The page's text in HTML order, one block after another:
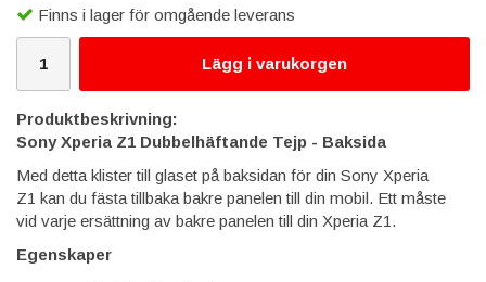
Finns i lager för omgående leverans
Lägg i varukorgen
Produktbeskrivning:
Sony Xperia Z1 Dubbelhäftande Tejp - Baksida
Med detta klister till glaset på baksidan för din Sony Xperia
Z1 kan du fästa tillbaka bakre panelen till din mobil. Ett måste
vid varje ersättning av bakre panelen till din Xperia Z1.
Egenskaper